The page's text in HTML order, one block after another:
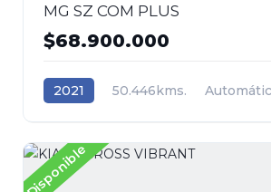
MG SZ COM PLUS
$68.900.000
2021 50.446kms.
Disponible